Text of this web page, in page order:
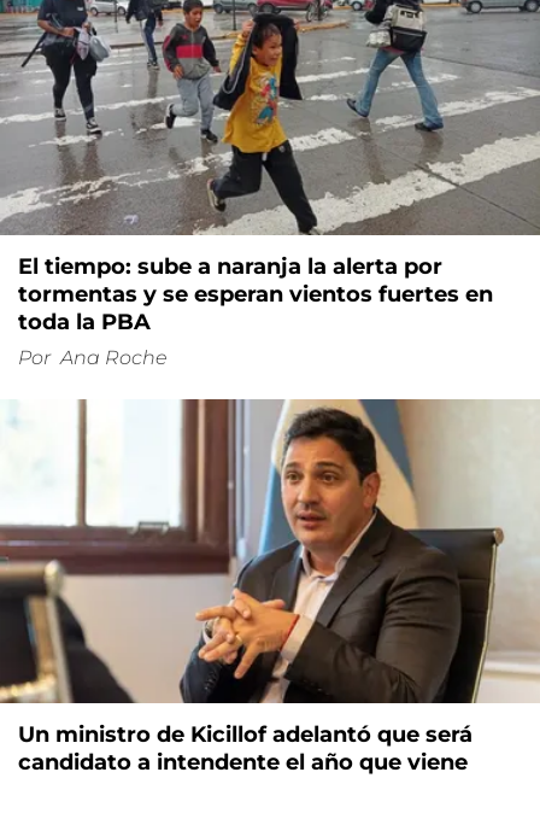
El tiempo: sube a naranja la alerta por
tormentas y se esperan vientos fuertes en
toda la PBA
Por Ana Roche
Un ministro de Kicillof adelantó que será
candidato a intendente el año que viene